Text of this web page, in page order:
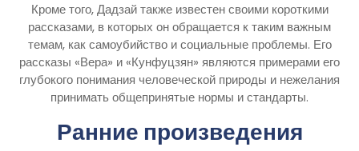
Кроме того, Дадзай также известен своими короткими
рассказами, в которых он обращается к таким важным
темам, как самоубийство и социальные проблемы. Его
рассказы «Вера» и «Кунфуцзян» являются примерами его
глубокого понимания человеческой природы и нежелания
принимать общепринятые нормы и стандарты.
Ранние произведения